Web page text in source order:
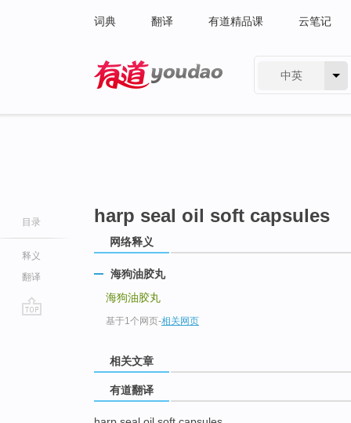
词典 翻译 有道精品课 云笔记
中英
目录
释义
翻译
harp seal oil soft capsules
网络释义
海狗油胶丸
海狗油胶丸
基于1个网页-相关网页
相关文章
有道翻译